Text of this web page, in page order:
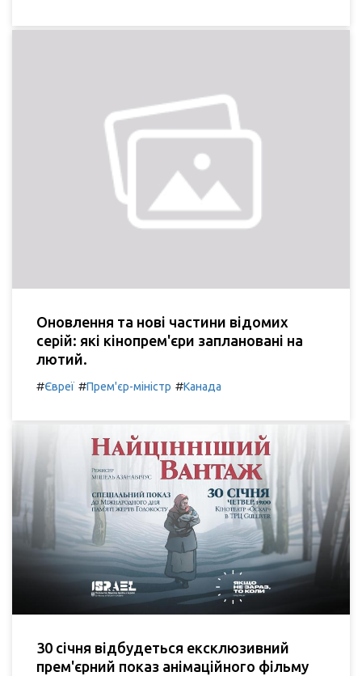
Оновлення та нові частини відомих
серій: які кінопрем'єри заплановані на
лютий.
#Євреї #Прем'єр-міністр #Канада
30 січня відбудеться ексклюзивний
прем'єрний показ анімаційного фільму